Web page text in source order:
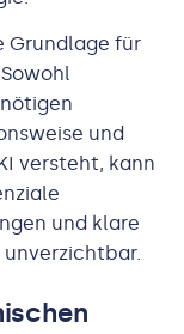
Grundlage für
und
versteht, kann
und klare